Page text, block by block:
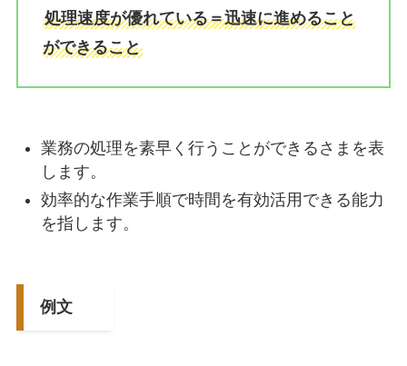
処理速度が優れている＝迅速に進めること
ができること
業務の処理を素早く行うことができるさまを表
します。
効率的な作業手順で時間を有効活用できる能力
を指します。
例文